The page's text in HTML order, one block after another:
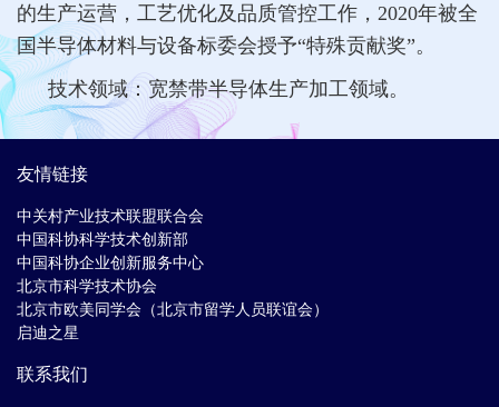
的生产运营，工艺优化及品质管控工作，2020年被全
国半导体材料与设备标委会授予“特殊贡献奖”。
技术领域：宽禁带半导体生产加工领域。
友情链接
中关村产业技术联盟联合会
中国科协科学技术创新部
中国科协企业创新服务中心
北京市科学技术协会
北京市欧美同学会（北京市留学人员联谊会）
启迪之星
联系我们